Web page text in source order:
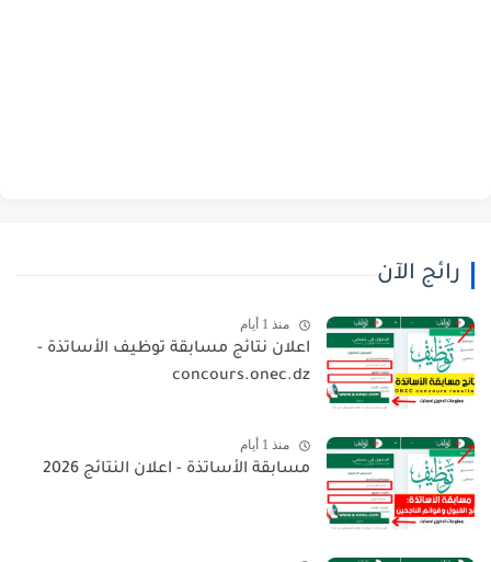
رائج الآن
منذ 1 أيام
اعلان نتائج مسابقة توظيف الأساتذة -
concours.onec.dz
منذ 1 أيام
مسابقة الأساتذة - اعلان النتائج 2026